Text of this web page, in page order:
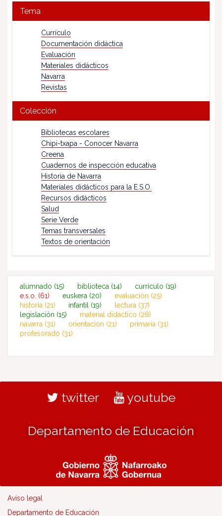
Tema
Currículo
Documentación didáctica
Evaluación
Materiales didácticos
Navarra
Revistas
Colección
Bibliotecas escolares
Chipi-txapa - Conocer Navarra
Creena
Cuadernos de inspección educativa
Historia de Navarra
Materiales didácticos para la E.S.O.
Recursos didácticos
Salud
Serie Verde
Temas transversales
Textos de orientación
alumnado (15) biblioteca (14) currículo (19)
e.s.o. (61) euskera (20) evaluación (25)
historia (21) infantil (19) lectura (37)
legislación (15) material didáctico (28)
navarra (31) orientación (21) primaria (31)
profesorado (31)
twitter youtube
Departamento de Educación
Aviso legal
Departamento de Educación